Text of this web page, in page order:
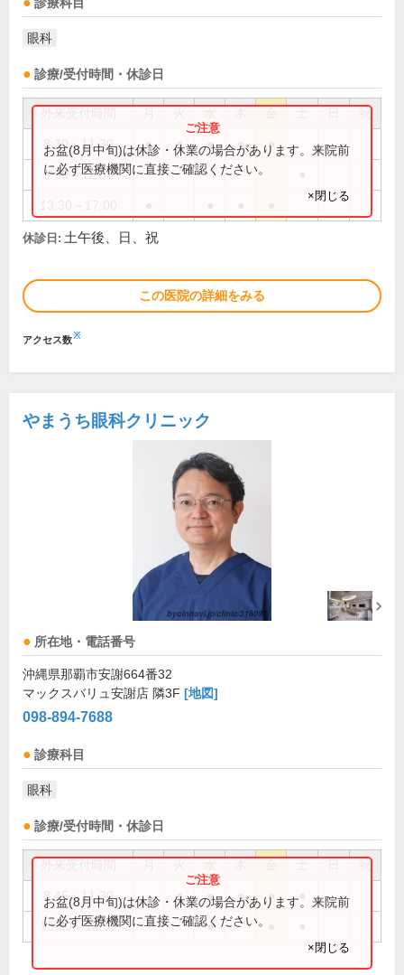
診療科目
眼科
診療/受付時間・休診日
祝
8:30～11:30 ● ● ● ● ●
8:30～12:30
お盆(8月中旬)は休診・休業の場合があります。来院前
に必ず医療機関に直接ご確認ください。
×閉じる
休診日: 土午後、日、祝
この医院の詳細をみる
アクセス数※
やまうち眼科クリニック
所在地・電話番号
沖縄県那覇市安謝664番32
マックスバリュ安謝店 隣3F [地図]
098-894-7688
診療科目
眼科
診療/受付時間・休診日
祝
8:45～11:30 ● ● ● ●
13:30～16:30 ●
お盆(8月中旬)は休診・休業の場合があります。来院前
に必ず医療機関に直接ご確認ください。
×閉じる